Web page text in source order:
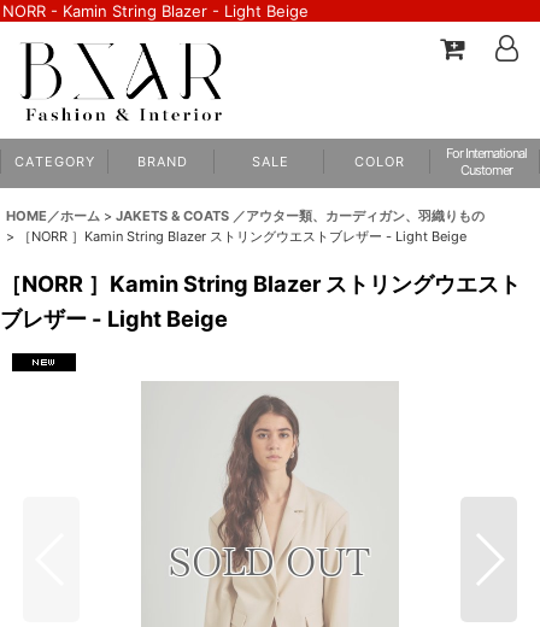
NORR - Kamin String Blazer - Light Beige
C A T E G O R Y B R A N D S A L E C O L O R
For International
Customer
HOME／ホーム > JAKETS & COATS ／アウター類、カーディガン、羽織りもの
>
［NORR ］Kamin String Blazer ストリングウエストブレザー - Light Beige
［NORR ］Kamin String Blazer ストリングウエスト
ブレザー - Light Beige